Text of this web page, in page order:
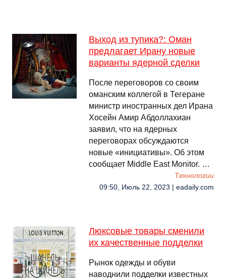
Выход из тупика?: Оман
предлагает Ирану новые
варианты ядерной сделки
После переговоров со своим
оманским коллегой в Тегеране
министр иностранных дел Ирана
Хосейн Амир Абдоллахиан
заявил, что на ядерных
переговорах обсуждаются
новые «инициативы». Об этом
сообщает Middle East Monitor. …
Технологии
09:50, Июль 22, 2023 | eadaily.com
Люксовые товары сменили
их качественные подделки
Рынок одежды и обуви
наводнили подделки известных